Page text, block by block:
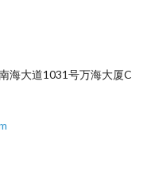
海大道1031号万海大厦C